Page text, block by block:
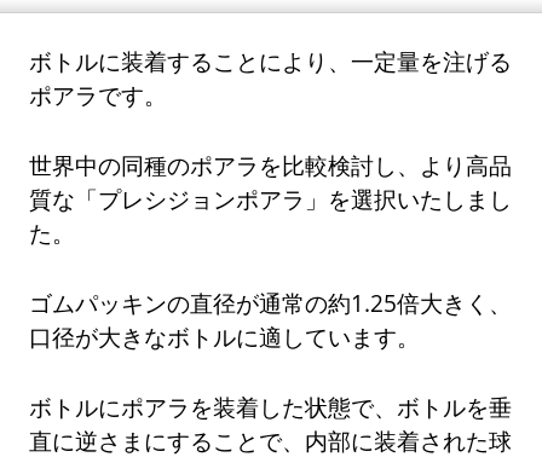
ボトルに装着することにより、一定量を注げる
ポアラです。
世界中の同種のポアラを比較検討し、より高品
質な「プレシジョンポアラ」を選択いたしまし
た。
ゴムパッキンの直径が通常の約1.25倍大きく、
口径が大きなボトルに適しています。
ボトルにポアラを装着した状態で、ボトルを垂
直に逆さまにすることで、内部に装着された球